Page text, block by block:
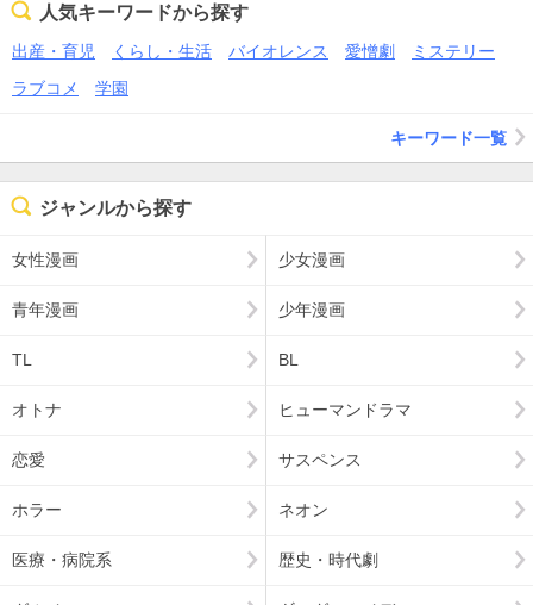
人気キーワードから探す
出産・育児 くらし・生活 バイオレンス 愛憎劇
ミステリー
ラブコメ
学園
キーワード一覧
ジャンルから探す
女性漫画 少女漫画
青年漫画 少年漫画
TL BL
オトナ ヒューマンドラマ
恋愛 サスペンス
ホラー ネオン
医療・病院系 歴史・時代劇